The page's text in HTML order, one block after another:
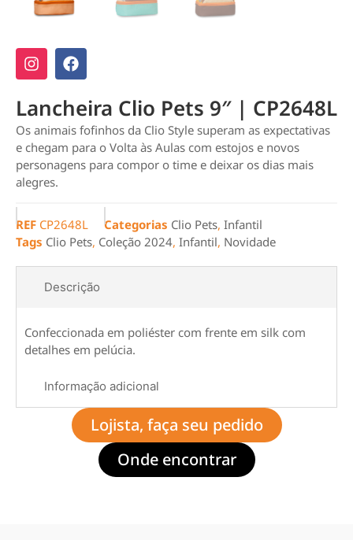
Lancheira Clio Pets 9″ | CP2648L
Os animais fofinhos da Clio Style superam as expectativas
e chegam para o Volta às Aulas com estojos e novos
personagens para compor o time e deixar os dias mais
alegres.
REF CP2648L Categorias Clio Pets, Infantil
Tags Clio Pets, Coleção 2024, Infantil, Novidade
Descrição
Informação adicional
Confeccionada em poliéster com frente em silk com
detalhes em pelúcia.
Lojista, faça seu pedido
Onde encontrar